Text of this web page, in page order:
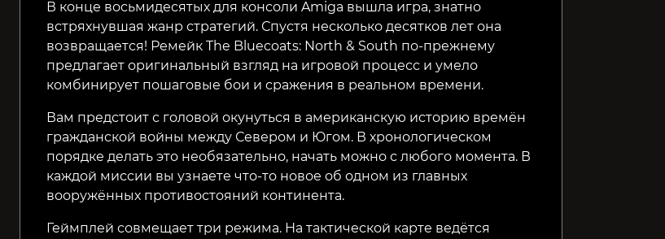
Variety Pack 1
60% 42₽ 149₽ 61% 1099₽
В конце восьмидесятых для консоли Amiga вышла игра, знатно
встряхнувшая жанр стратегий. Спустя несколько десятков лет она
возвращается! Ремейк The Bluecoats: North & South по-прежнему
предлагает оригинальный взгляд на игровой процесс и умело
комбинирует пошаговые бои и сражения в реальном времени.
Вам предстоит с головой окунуться в американскую историю времён
гражданской войны между Севером и Югом. В хронологическом
порядке делать это необязательно, начать можно с любого момента. В
каждой миссии вы узнаете что-то новое об одном из главных
вооружённых противостояний континента.
Геймплей совмещает три режима. На тактической карте ведётся